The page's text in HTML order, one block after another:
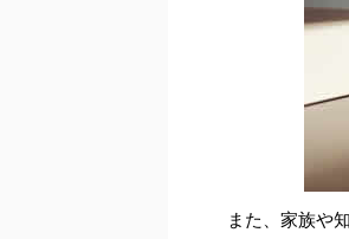
また、家族や